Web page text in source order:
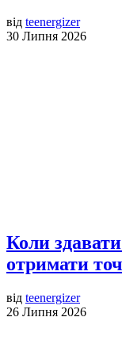
від teenergizer
30 Липня 2026
Коли
отримати
від teenergizer
26 Липня 2026